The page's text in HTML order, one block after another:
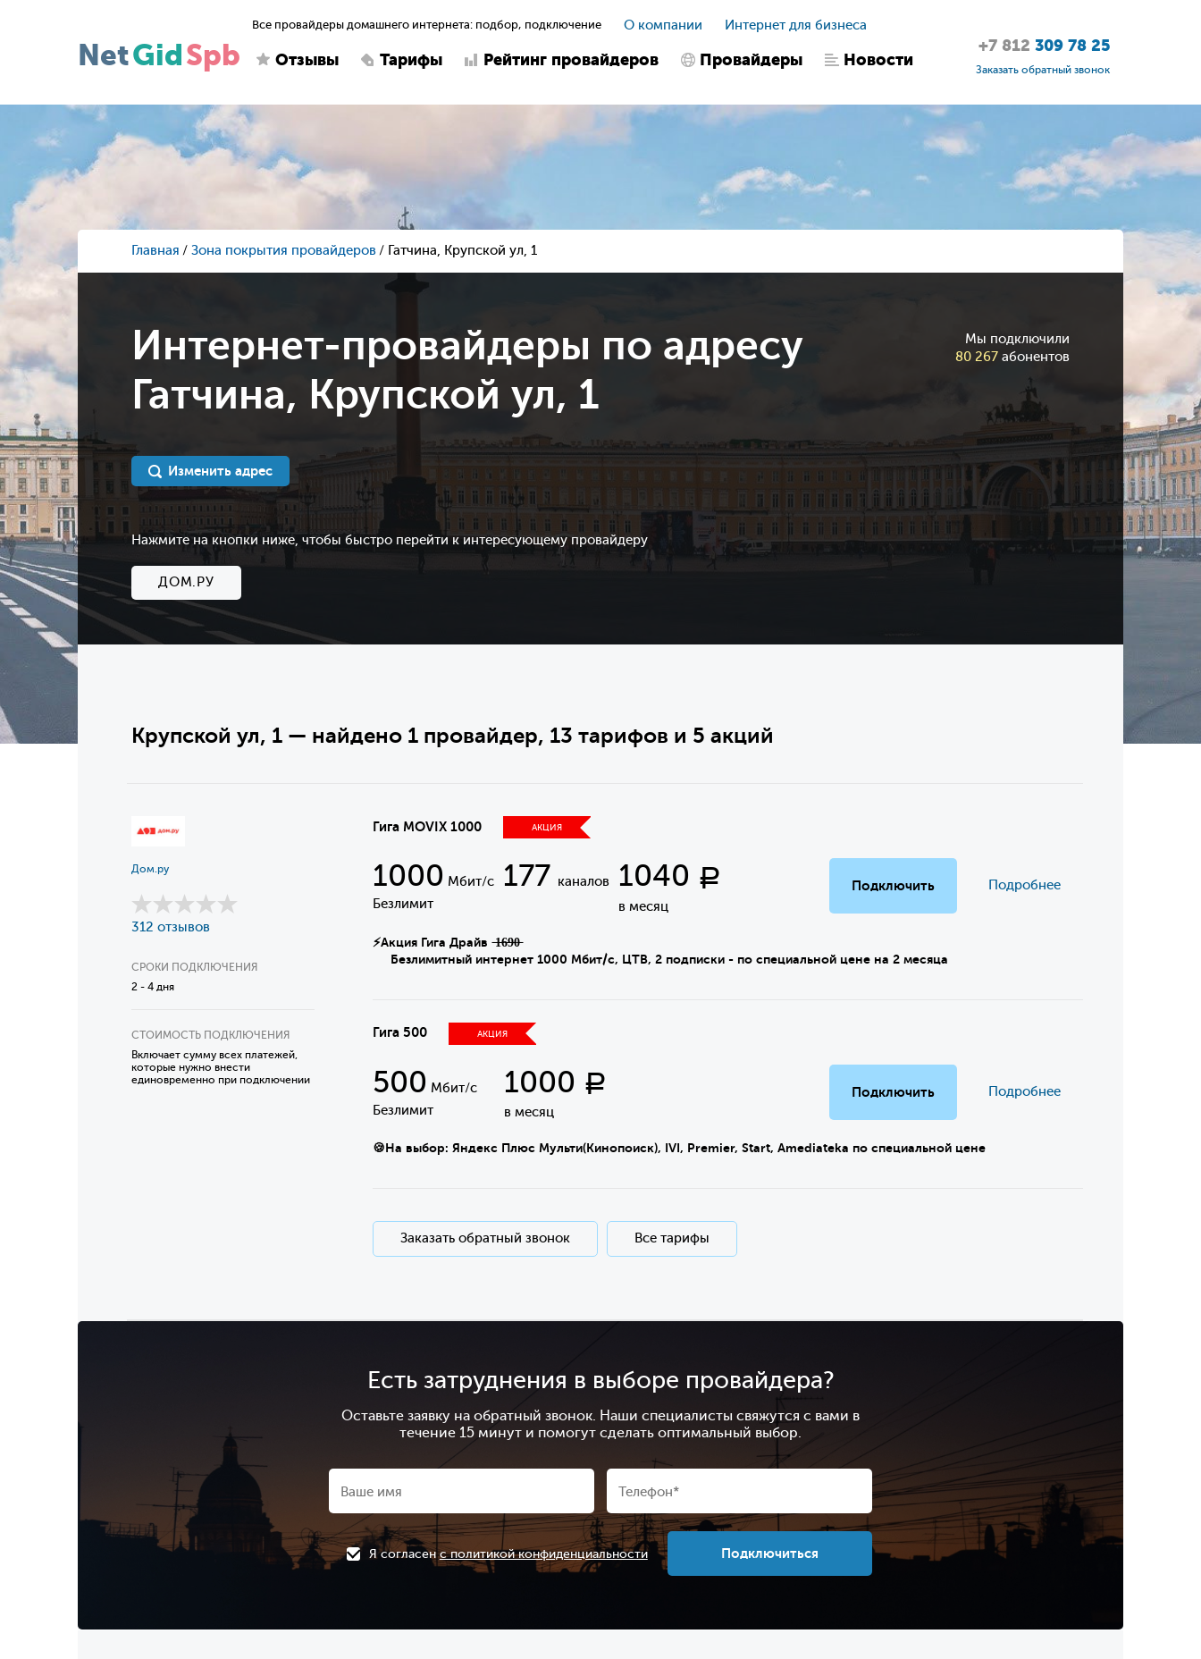
NetGidSpb
Все провайдеры домашнего интернета: подбор, подключение О компании Интернет для бизнеса
Отзывы Тарифы Рейтинг провайдеров Провайдеры Новости
+7 812 309 78 25
Заказать обратный звонок
Главная Зона покрытия провайдеров Гатчина, Крупской ул, 1
Мы подключили
80 267 абонентов
Интернет-провайдеры по адресу
Гатчина, Крупской ул, 1
Изменить адрес
Нажмите на кнопки ниже, чтобы быстро перейти к интересующему провайдеру
ДОМ.РУ
Крупской ул, 1 — найдено 1 провайдер, 13 тарифов и 5 акций
Дом.ру
312 отзывов
СРОКИ ПОДКЛЮЧЕНИЯ
2 - 4 дня
СТОИМОСТЬ ПОДКЛЮЧЕНИЯ
Включает сумму всех платежей,
которые нужно внести
единовременно при подключении
Гига MOVIX 1000 АКЦИЯ
1000 Мбит/с
Безлимит
177 каналов 1040 Р
в месяц
Подключить Подробнее
⚡Акция Гига Драйв ̶1̶6̶9̶0̶
Безлимитный интернет 1000 Мбит/с, ЦТВ, 2 подписки - по специальной цене на 2 месяца
Гига 500 АКЦИЯ
500 Мбит/с
Безлимит
1000 Р
в месяц
Подключить Подробнее
🍪На выбор: Яндекс Плюс Мульти(Кинопоиск), IVI, Premier, Start, Amediateka по специальной цене
Заказать обратный звонок Все тарифы
Есть затруднения в выборе провайдера?
Оставьте заявку на обратный звонок. Наши специалисты свяжутся с вами в
течение 15 минут и помогут сделать оптимальный выбор.
Я согласенс политикой конфиденциальности Подключиться